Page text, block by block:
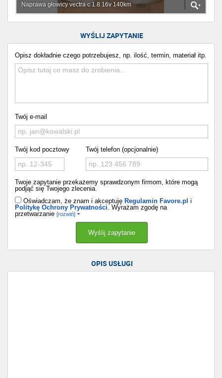
Naprawa głowicy vectra c 1.8 16v 140km
WYŚLIJ ZAPYTANIE
Opisz dokładnie czego potrzebujesz, np. ilość, termin, materiał itp.
Twój e-mail
Twój kod pocztowy Twój telefon (opcjonalnie)
Twoje zapytanie przekażemy sprawdzonym firmom, które mogą
podjąć się Twojego zlecenia.
Oświadczam, że znam i akceptuję Regulamin Favore.pl i
Politykę Ochrony Prywatności . Wyrażam zgodę na
przetwarzanie [rozwiń]
OPIS USŁUGI